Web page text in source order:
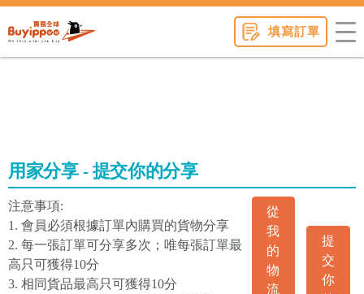
填寫訂單
用家分享 - 提交你的分享
注意事項:
1. 會員必須根據訂單內購買的貨物分享
2. 每一張訂單可分享多次；唯每張訂單最
高只可獲得10分
3. 相同貨品最高只可獲得10分
從
我
的
物
流
提
交
你